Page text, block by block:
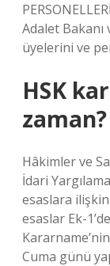
Adalet Bakanı
üyelerini ve
HSK
zaman?
Hâkimler ve
İdari
esaslara ilişkin
esaslar Ek-
Cuma günü